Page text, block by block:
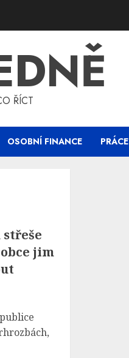
ŘÍCT
OSOBNÍ FINANCE PRÁCE
jim